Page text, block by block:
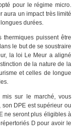
pour le régime micro.
aura un impact très limité
durées.
thermiques puissent être
le but de se soustraire
la loi Le Meur a aligné
de la nature de la
et celles de longue
mis sur le marché, vous
DPE est supérieur ou
ne seront plus éligibles à
D pour avoir le